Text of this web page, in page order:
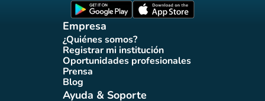
(nueva pestaña)
Empresa
¿Quiénes somos?
(nueva pestaña)
Registrar mi institución
(nueva pestaña)
Oportunidades profesionales
(nueva pestaña)
Prensa(nueva pestaña)
Blog(nueva pestaña)
Ayuda & Soporte